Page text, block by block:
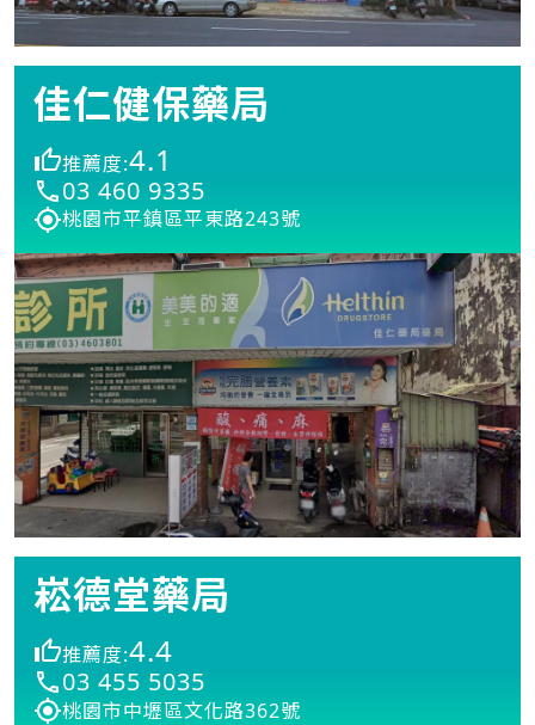
佳仁健保藥局
推薦度:4.1
03 460 9335
桃園市平鎮區平東路243號
崧德堂藥局
推薦度:4.4
03 455 5035
桃園市中壢區文化路362號